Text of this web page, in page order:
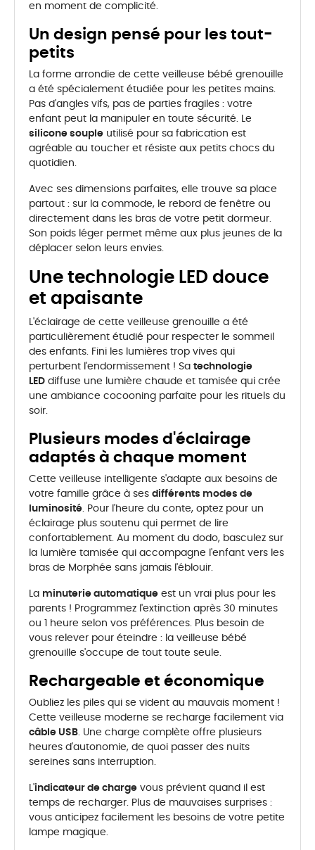
en moment de complicité.
Un design pensé pour les tout-
petits
La forme arrondie de cette veilleuse bébé grenouille
a été spécialement étudiée pour les petites mains.
Pas d'angles vifs, pas de parties fragiles : votre
enfant peut la manipuler en toute sécurité. Le
silicone souple utilisé pour sa fabrication est
agréable au toucher et résiste aux petits chocs du
quotidien.
Avec ses dimensions parfaites, elle trouve sa place
partout : sur la commode, le rebord de fenêtre ou
directement dans les bras de votre petit dormeur.
Son poids léger permet même aux plus jeunes de la
déplacer selon leurs envies.
Une technologie LED douce
et apaisante
L'éclairage de cette veilleuse grenouille a été
particulièrement étudié pour respecter le sommeil
des enfants. Fini les lumières trop vives qui
perturbent l'endormissement ! Sa technologie
LED diffuse une lumière chaude et tamisée qui crée
une ambiance cocooning parfaite pour les rituels du
soir.
Plusieurs modes d'éclairage
adaptés à chaque moment
Cette veilleuse intelligente s'adapte aux besoins de
votre famille grâce à ses différents modes de
luminosité . Pour l'heure du conte, optez pour un
éclairage plus soutenu qui permet de lire
confortablement. Au moment du dodo, basculez sur
la lumière tamisée qui accompagne l'enfant vers les
bras de Morphée sans jamais l'éblouir.
La minuterie automatique est un vrai plus pour les
parents ! Programmez l'extinction après 30 minutes
ou 1 heure selon vos préférences. Plus besoin de
vous relever pour éteindre : la veilleuse bébé
grenouille s'occupe de tout toute seule.
Rechargeable et économique
Oubliez les piles qui se vident au mauvais moment !
Cette veilleuse moderne se recharge facilement via
câble USB . Une charge complète offre plusieurs
heures d'autonomie, de quoi passer des nuits
sereines sans interruption.
L'indicateur de charge vous prévient quand il est
temps de recharger. Plus de mauvaises surprises :
vous anticipez facilement les besoins de votre petite
lampe magique.